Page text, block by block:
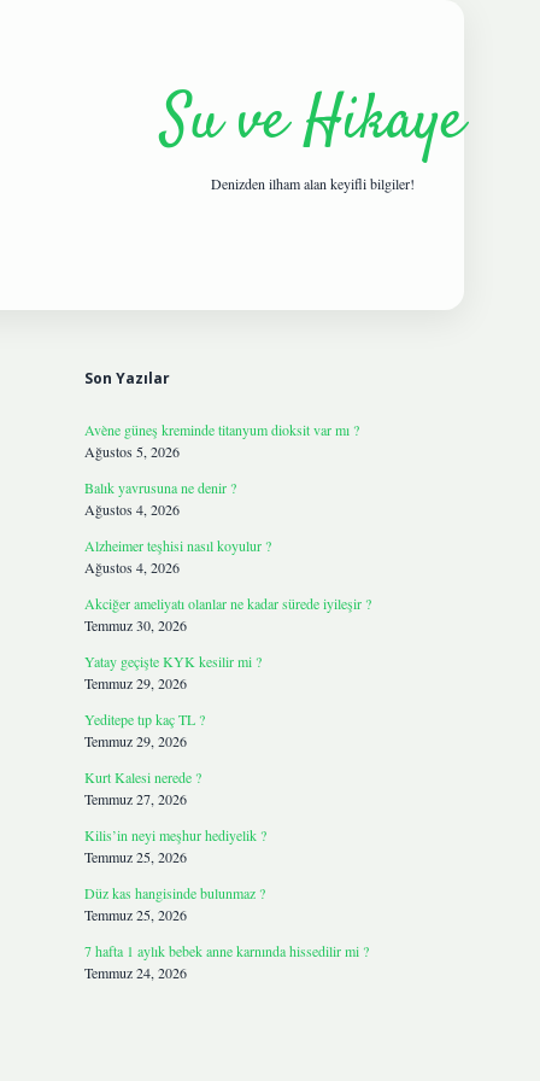
Su ve Hikaye
Denizden ilham alan keyifli bilgiler!
Son Yazılar
Avène güneş kreminde titanyum dioksit var mı ?
Ağustos 5, 2026
Balık yavrusuna ne denir ?
Ağustos 4, 2026
Alzheimer teşhisi nasıl koyulur ?
Ağustos 4, 2026
Akciğer ameliyatı olanlar ne kadar sürede iyileşir ?
Temmuz 30, 2026
Yatay geçişte KYK kesilir mi ?
Temmuz 29, 2026
Yeditepe tıp kaç TL ?
Temmuz 29, 2026
Kurt Kalesi nerede ?
Temmuz 27, 2026
Kilis’in neyi meşhur hediyelik ?
Temmuz 25, 2026
Düz kas hangisinde bulunmaz ?
Temmuz 25, 2026
7 hafta 1 aylık bebek anne karnında hissedilir mi ?
Temmuz 24, 2026